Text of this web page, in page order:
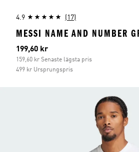
4.9 (17)
MESSI NAME AND NUMBER
Aktuellt pris
199,60 kr
159,60 kr Senaste lägsta pris
499 kr Ursprungspris